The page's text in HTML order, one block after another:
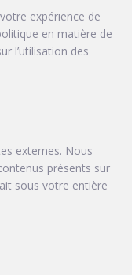
expérience de
en matière de
l’utilisation des
externes. Nous
présents sur
sous votre entière